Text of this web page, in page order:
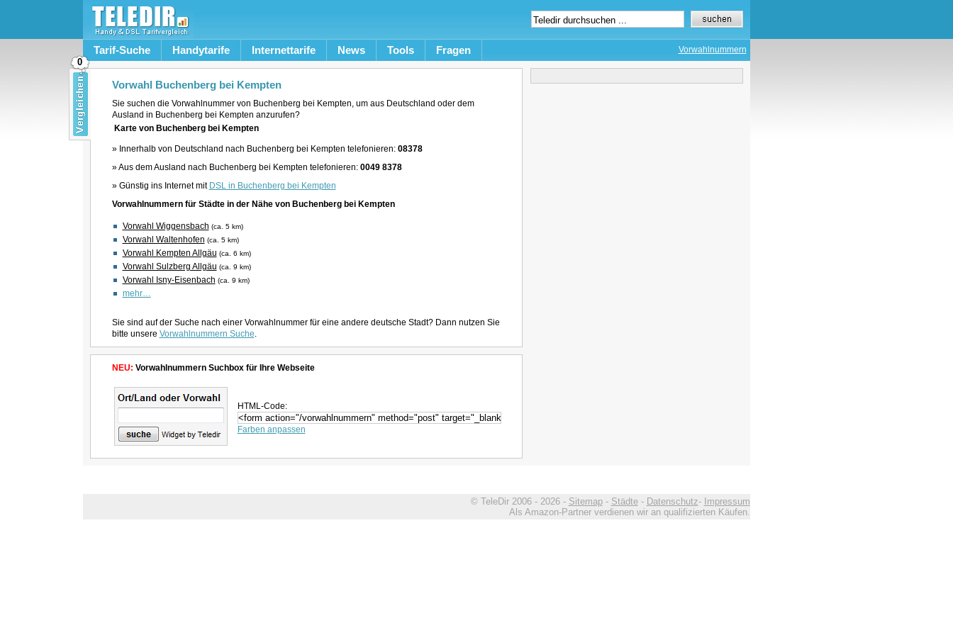
Tarif-Suche Handytarife Internettarife News Tools Fragen Vorwahlnummern
Vorwahl Buchenberg bei Kempten
Sie suchen die Vorwahlnummer von Buchenberg bei Kempten, um aus Deutschland oder dem
Ausland in Buchenberg bei Kempten anzurufen?
Karte von Buchenberg bei Kempten
» Innerhalb von Deutschland nach Buchenberg bei Kempten telefonieren: 08378
» Aus dem Ausland nach Buchenberg bei Kempten telefonieren: 0049 8378
» Günstig ins Internet mit DSL in Buchenberg bei Kempten
Vorwahlnummern für Städte in der Nähe von Buchenberg bei Kempten
Vorwahl Wiggensbach (ca. 5 km)
Vorwahl Waltenhofen (ca. 5 km)
Vorwahl Kempten Allgäu (ca. 6 km)
Vorwahl Sulzberg Allgäu (ca. 9 km)
Vorwahl Isny-Eisenbach (ca. 9 km)
mehr…
Sie sind auf der Suche nach einer Vorwahlnummer für eine andere deutsche Stadt? Dann nutzen Sie
bitte unsere Vorwahlnummern Suche.
NEU: Vorwahlnummern Suchbox für Ihre Webseite
HTML-Code:
Farben anpassen
© TeleDir 2006 - 2026 - Sitemap- Städte- Datenschutz- Impressum
Als Amazon-Partner verdienen wir an qualifizierten Käufen.
0